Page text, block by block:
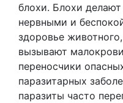
блохи. Блохи
нервными и
здоровье
вызывают
переносчики
паразитарных
паразиты часто